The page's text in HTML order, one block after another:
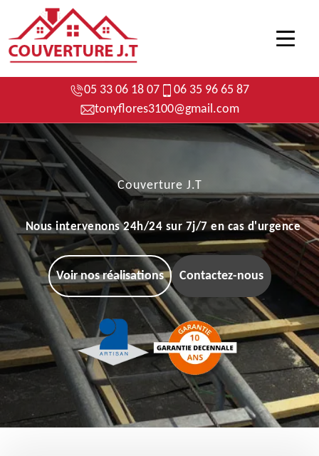
05 33 06 18 07
06 35 96 65 87
tonyflores3100@gmail.com
Couverture J.T
Nous intervenons 24h/24 sur 7j/7 en cas d'urgence
Voir nos réalisations Contactez-nous